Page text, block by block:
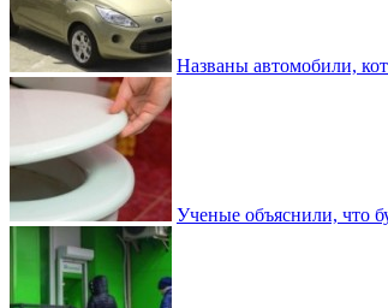
Названы автомобили,
Ученые объяснили, что